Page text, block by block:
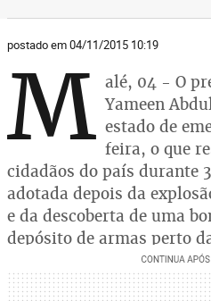
postado em 04/11/2015 10:19
M alé, 04 - O
Yameen
estado de
feira, o que
cidadãos do país durante
adotada depois da
e da descoberta de uma
depósito de armas perto